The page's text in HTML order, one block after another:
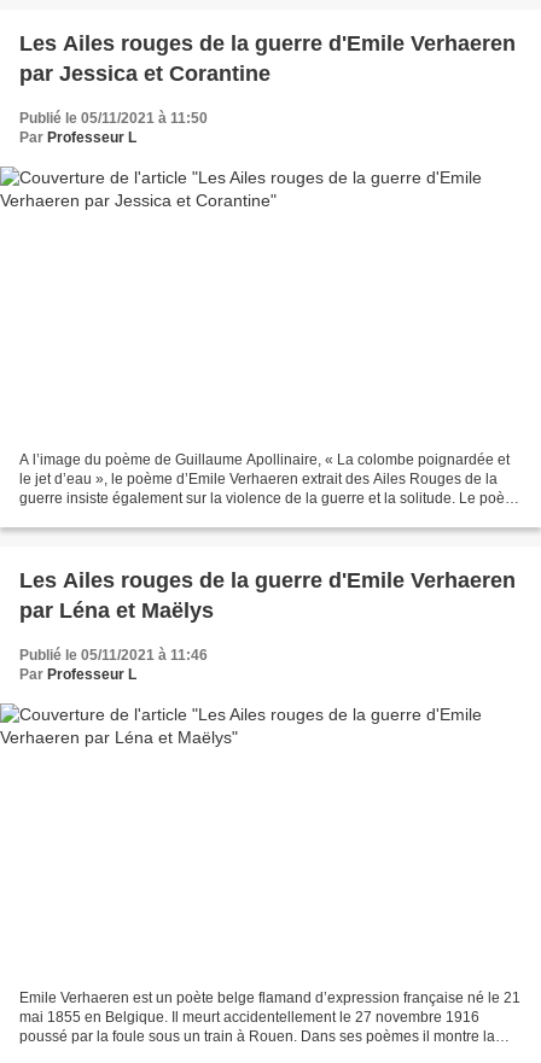
Les Ailes rouges de la guerre d'Emile Verhaeren
par Jessica et Corantine
Publié le 05/11/2021 à 11:50
Par Professeur L
A l’image du poème de Guillaume Apollinaire, « La colombe poignardée et
le jet d’eau », le poème d’Emile Verhaeren extrait des Ailes Rouges de la
guerre insiste également sur la violence de la guerre et la solitude. Le poète
Les Ailes rouges de la guerre d'Emile Verhaeren
par Léna et Maëlys
Publié le 05/11/2021 à 11:46
Par Professeur L
Emile Verhaeren est un poète belge flamand d’expression française né le 21
mai 1855 en Belgique. Il meurt accidentellement le 27 novembre 1916
poussé par la foule sous un train à Rouen. Dans ses poèmes il montre la